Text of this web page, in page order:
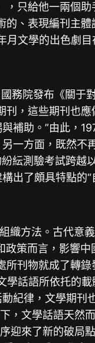
，只給他一兩個
、表現編刊主
文學的出色劇目
務院發布《關于
，這些期刊也
補助。”由此，
一方面，既然不
紜測驗考試跨越
出了頗具特點的“
織方法。古代意
策而言，影響
刊物就成了轉
學話語所依托的
紀律，文學期刊
，文學話語天然
迎來了新的破局